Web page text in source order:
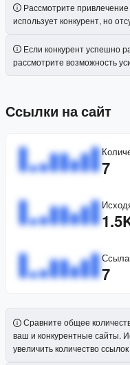
Рассмотрите
использует конкурент, но
Если конкурент успешно
рассмотрите возможность
Ссылки на сайт
7
7
Сравните общее
ваш и конкурентные сайты.
увеличить количество